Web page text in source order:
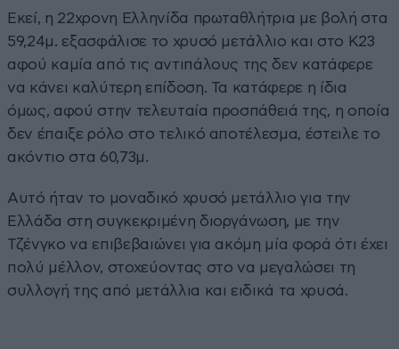
Εκεί, η 22χρονη Ελληνίδα πρωταθλήτρια με βολή στα
59,24μ. εξασφάλισε το χρυσό μετάλλιο και στο Κ23
αφού καμία από τις αντιπάλους της δεν κατάφερε
να κάνει καλύτερη επίδοση. Τα κατάφερε η ίδια
όμως, αφού στην τελευταία προσπάθειά της, η οποία
δεν έπαιξε ρόλο στο τελικό αποτέλεσμα, έστειλε το
ακόντιο στα 60,73μ.
Αυτό ήταν το μοναδικό χρυσό μετάλλιο για την
Ελλάδα στη συγκεκριμένη διοργάνωση, με την
Τζένγκο να επιβεβαιώνει για ακόμη μία φορά ότι έχει
πολύ μέλλον, στοχεύοντας στο να μεγαλώσει τη
συλλογή της από μετάλλια και ειδικά τα χρυσά.